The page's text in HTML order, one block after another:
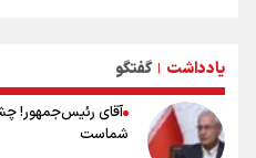
۲۰ نکته دوستانه درباره پیاده روی اربعین و عراقی ها
یادداشت | گفتگو
آقای رئیس‌جمهور!
شماست